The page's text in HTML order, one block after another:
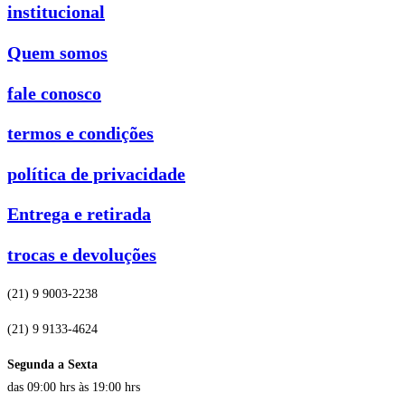
institucional
Quem somos
fale conosco
termos e condições
política de privacidade
Entrega e retirada
trocas e devoluções
(21) 9 9003-2238
(21) 9 9133-4624
Segunda a Sexta
das 09:00 hrs às 19:00 hrs